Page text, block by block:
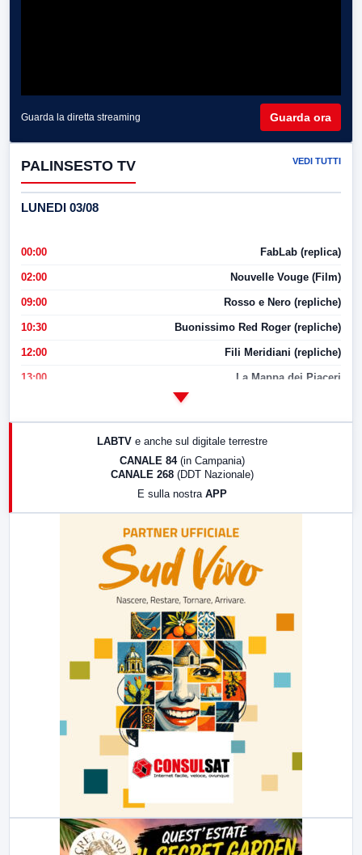
Guarda la diretta streaming Guarda ora
PALINSESTO TV VEDI TUTTI
LUNEDI 03/08
00:00 FabLab (replica)
02:00 Nouvelle Vouge (Film)
09:00 Rosso e Nero (repliche)
10:30 Buonissimo Red Roger (repliche)
12:00 Fili Meridiani (repliche)
13:00 La Mappa dei Piaceri
17:00 LabNews (replica)
LABTV e anche sul digitale terrestre
CANALE 84 (in Campania)
CANALE 268 (DDT Nazionale)
E sulla nostra APP